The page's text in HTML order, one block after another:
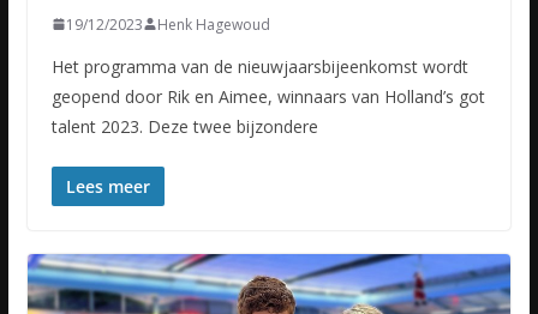
19/12/2023 Henk Hagewoud
Het programma van de nieuwjaarsbijeenkomst wordt
geopend door Rik en Aimee, winnaars van Holland’s got
talent 2023. Deze twee bijzondere
Lees meer